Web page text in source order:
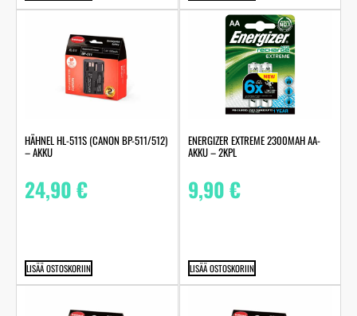
HÄHNEL HL-511S (CANON BP-511/512)
– AKKU
24,90€
LISÄÄ OSTOSKORIIN
ENERGIZER EXTREME 2300MAH AA-
AKKU – 2KPL
9,90€
LISÄÄ OSTOSKORIIN